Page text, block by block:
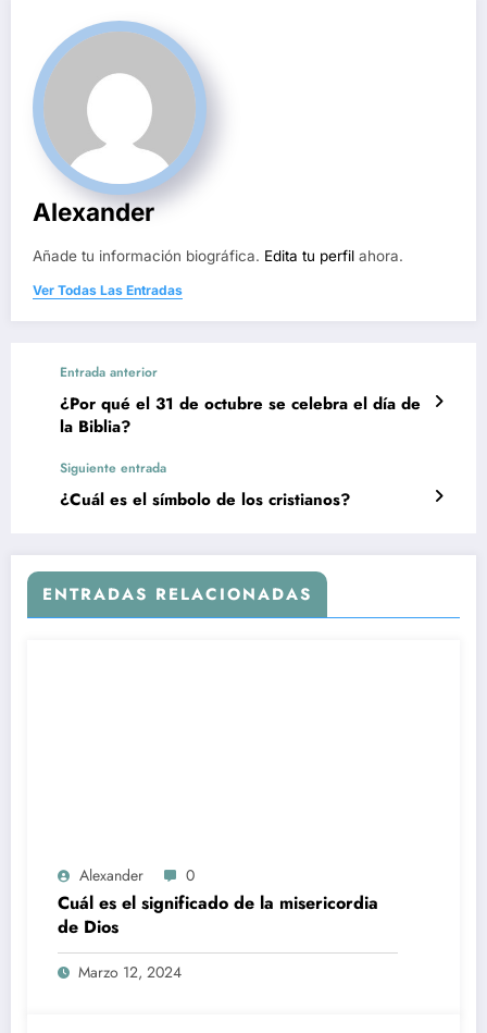
Alexander
Añade tu información biográfica. Edita tu perfil ahora.
Ver Todas Las Entradas
Entrada anterior
¿Por qué el 31 de octubre se celebra el día de
la Biblia?
Siguiente entrada
¿Cuál es el símbolo de los cristianos?
ENTRADAS RELACIONADAS
Alexander 0
Cuál es el significado de la misericordia
de Dios
Marzo 12, 2024